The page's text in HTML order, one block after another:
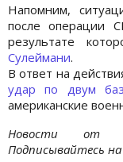
Напомним,
после операции
результате
Сулеймани.
В ответ на
удар по двум
американские
Новости от
Подписывайтесь